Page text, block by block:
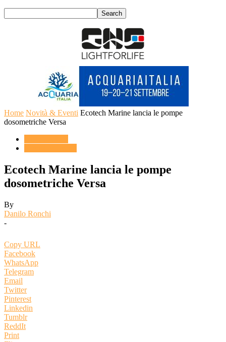
Home Novità & Eventi Ecotech Marine lancia le pompe
dosometriche Versa
Ecotech Marine lancia le pompe
dosometriche Versa
By
Danilo Ronchi
-
Copy URL
Facebook
WhatsApp
Telegram
Email
Twitter
Pinterest
Linkedin
Tumblr
ReddIt
Print